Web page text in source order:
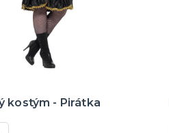
kostým - Pirátka